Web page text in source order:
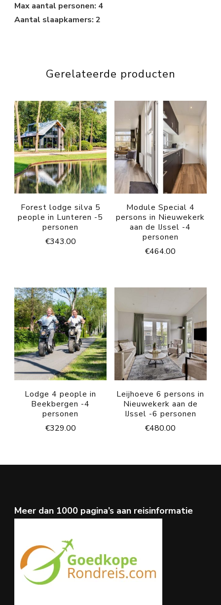
Max aantal personen: 4
Aantal slaapkamers: 2
Gerelateerde producten
Forest lodge silva 5
people in Lunteren -5
personen
€343.00
Module Special 4
persons in Nieuwekerk
aan de IJssel -4
personen
€464.00
Lodge 4 people in
Beekbergen -4
personen
€329.00
Leijhoeve 6 persons in
Nieuwekerk aan de
IJssel -6 personen
€480.00
Meer dan 1000 pagina’s aan reisinformatie